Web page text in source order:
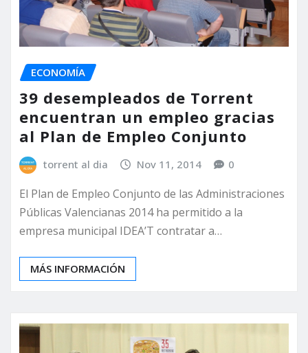
ECONOMÍA
39 desempleados de Torrent
encuentran un empleo gracias
al Plan de Empleo Conjunto
torrent al dia Nov 11, 2014 0
El Plan de Empleo Conjunto de las Administraciones
Públicas Valencianas 2014 ha permitido a la
empresa municipal IDEA’T contratar a…
MÁS INFORMACIÓN